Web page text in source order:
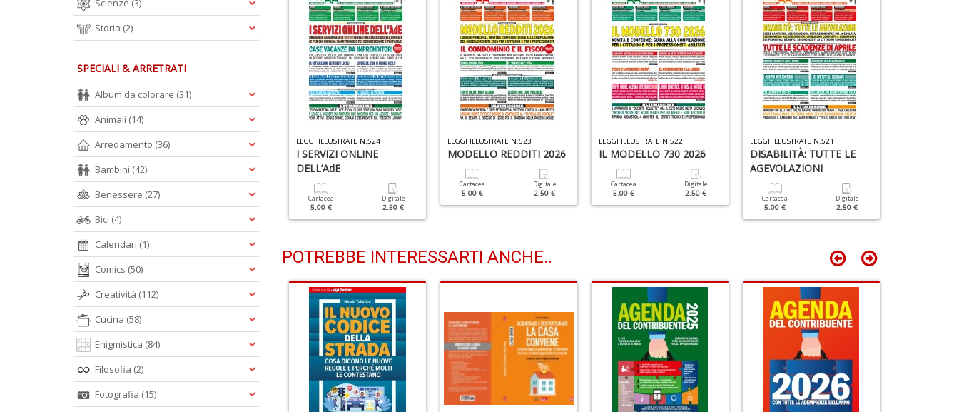
Digitale
2.50 €
LEGGI ILLUSTRATE N.510
Come Pagare Meno
Tasse
Cartacea
5.00 €
Digitale
2.50 €
LEGGI ILLUSTRATE N.524
I SERVIZI ONLINE
DELL’AdE
Cartacea
5.00 €
Digitale
2.50 €
LEGGI ILLUSTRATE N.523
MODELLO REDDITI 2026
Cartacea
5.00 €
Digitale
2.50 €
LEGGI ILLUSTRATE N.522
IL MODELLO 730 2026
Cartacea
5.00 €
Digitale
2.50 €
LEGGI ILLUSTRATE N.521
DISABILITÀ: TUTTE LE
AGEVOLAZIONI
Cartacea
5.00 €
Digitale
2.50 €
POTREBBE INTERESSARTI ANCHE..
Scienze (3)
Storia (2)
SPECIALI & ARRETRATI
Album da colorare (31)
Animali (14)
Arredamento (36)
Bambini (42)
Benessere (27)
Bici (4)
Calendari (1)
Comics (50)
Creatività (112)
Cucina (58)
Enigmistica (84)
Filosofia (2)
Fotografia (15)